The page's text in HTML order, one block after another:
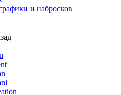
и набросков